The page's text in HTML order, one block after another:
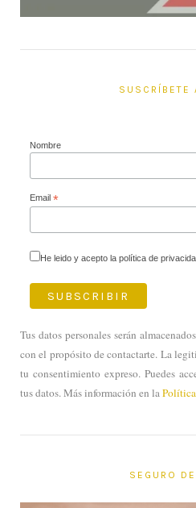
SUSCRÍBETE
Nombre
Email *
He leido y acepto la política de
Tus datos personales serán
con el propósito de contactarte. La
tu consentimiento expreso. Puedes
tus datos. Más información en la
SEGURO